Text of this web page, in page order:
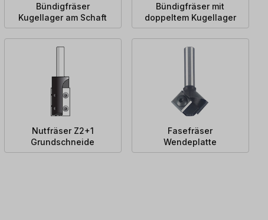
Bündigfräser
Kugellager am Schaft
Bündigfräser mit
doppeltem Kugellager
Nutfräser Z2+1
Grundschneide
Fasefräser
Wendeplatte